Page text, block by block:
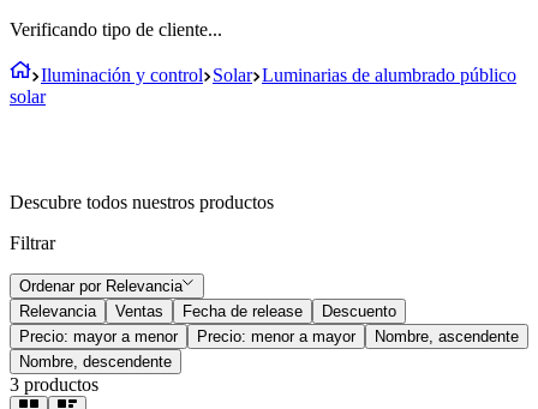
Verificando tipo de cliente...
Iluminación y control Solar Luminarias de alumbrado público
solar
Descubre todos nuestros productos
Filtrar
Ordenar por Relevancia
Relevancia
Ventas Fecha de release
Descuento
Precio: mayor a menor
Precio: menor a mayor
Nombre, ascendente
Nombre, descendente
3 productos